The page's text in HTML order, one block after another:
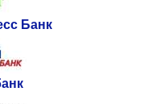
Банк